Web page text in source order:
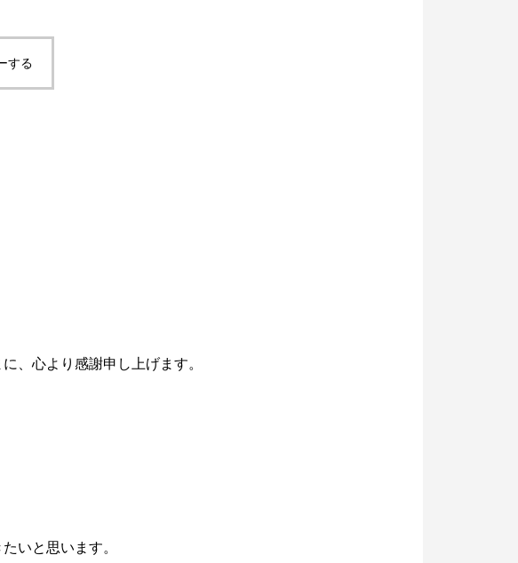
する
、心より感謝申し上げます。
いと思います。